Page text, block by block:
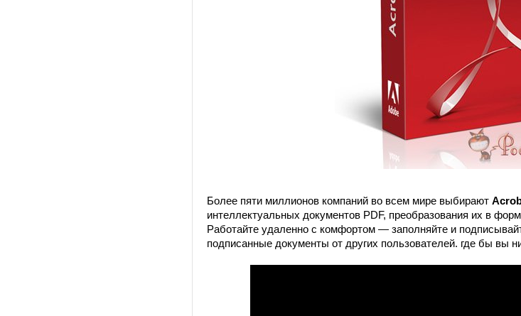
Более пяти миллионов компаний во всем мире выбирают
интеллектуальных документов PDF, преобразования их в
Работайте удаленно с комфортом — заполняйте и
подписанные документы от других пользователей. где бы вы